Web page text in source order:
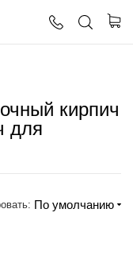
кирпич
для
По умолчанию